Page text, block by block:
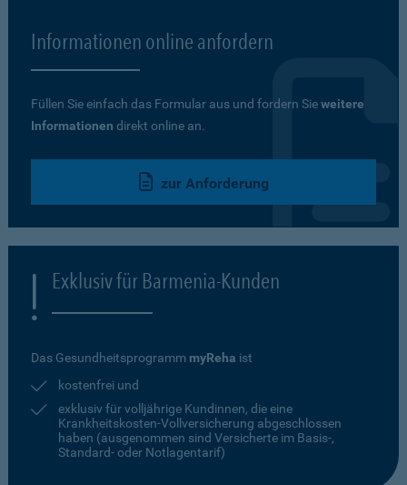
Informationen online anfordern
Füllen Sie einfach das Formular aus und fordern Sieweitere
Informationen direkt online an.
zur Anforderung
Exklusiv für Barmenia-Kunden
Das Gesundheitsprogramm myReha ist
kostenfrei und
exklusiv für volljährige Kundinnen, die eine
Krankheitskosten-Vollversicherung abgeschlossen
haben (ausgenommen sind Versicherte im Basis-,
Standard- oder Notlagentarif)